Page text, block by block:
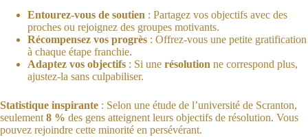
Entourez-vous de soutien : Partagez vos objectifs avec des
proches ou rejoignez des groupes motivants.
Récompensez vos progrès : Offrez-vous une petite gratification
à chaque étape franchie.
Adaptez vos objectifs : Si une résolution ne correspond plus,
ajustez-la sans culpabiliser.
Statistique inspirante : Selon une étude de l’université de Scranton,
seulement 8 % des gens atteignent leurs objectifs de résolution. Vous
pouvez rejoindre cette minorité en persévérant.